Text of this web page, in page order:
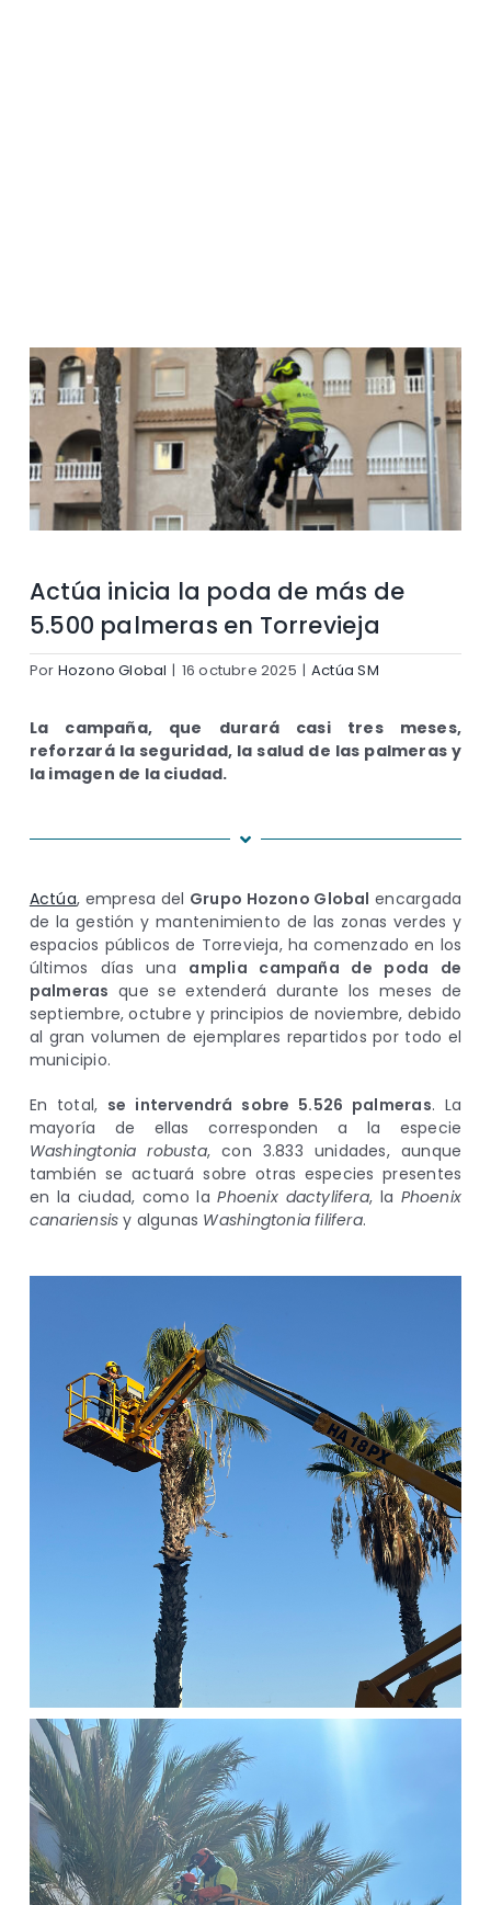
Actúa inicia la poda de más de
5.500 palmeras en Torrevieja
Por Hozono Global | 16 octubre 2025 | Actúa SM
La campaña, que durará casi tres meses,
reforzará la seguridad, la salud de las palmeras y
la imagen de la ciudad.
Actúa, empresa del Grupo Hozono Global encargada
de la gestión y mantenimiento de las zonas verdes y
espacios públicos de Torrevieja, ha comenzado en los
últimos días una amplia campaña de poda de
palmeras que se extenderá durante los meses de
septiembre, octubre y principios de noviembre, debido
al gran volumen de ejemplares repartidos por todo el
municipio.
En total, se intervendrá sobre 5.526 palmeras. La
mayoría de ellas corresponden a la especie
Washingtonia robusta, con 3.833 unidades, aunque
también se actuará sobre otras especies presentes
en la ciudad, como laPhoenix dactylifera, la Phoenix
canariensis y algunas Washingtonia filifera.